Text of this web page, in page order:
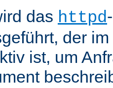
das httpd
der
ist, um